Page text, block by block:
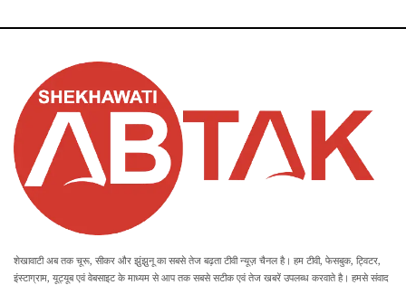
शेखावाटी अब तक चूरू, सीकर और झुंझुनू का सबसे तेज बढ़ता टीवी न्यूज़ चैनल है। हम टीवी, फेसबुक, ट्विटर,
इंस्टाग्राम, यूट्यूब एवं वेबसाइट के माध्यम से आप तक सबसे सटीक एवं तेज खबरें उपलब्ध करवाते है। हमसे संवाद